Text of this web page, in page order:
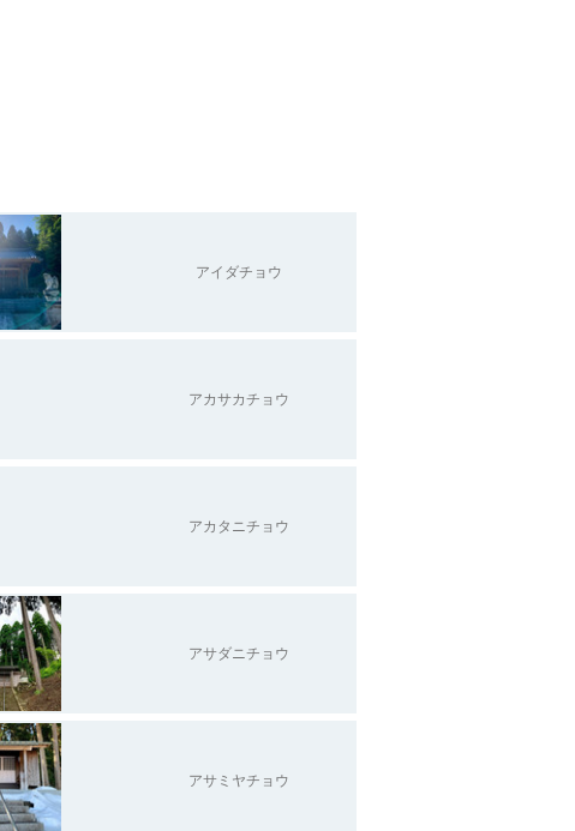
アイダチョウ
アカサカチョウ
アカタニチョウ
アサダニチョウ
アサミヤチョウ